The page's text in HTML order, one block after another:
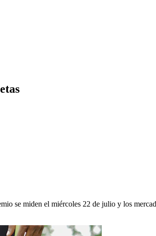
se miden el miércoles 22 de julio y los